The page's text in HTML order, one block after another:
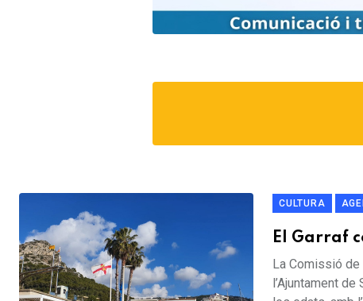
CULTURA
El Garraf
La Comissió
l’Ajuntament